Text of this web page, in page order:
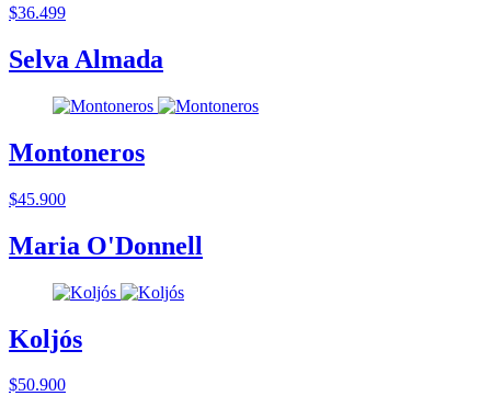
$36.499
Selva Almada
Montoneros
$45.900
Maria O'Donnell
Koljós
$50.900